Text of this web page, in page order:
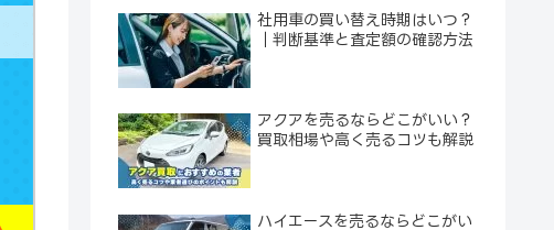
社用車の買い替え時期はいつ？
｜判断基準と査定額の確認方法
アクアを売るならどこがいい？
買取相場や高く売るコツも解説
ハイエースを売るならどこがい